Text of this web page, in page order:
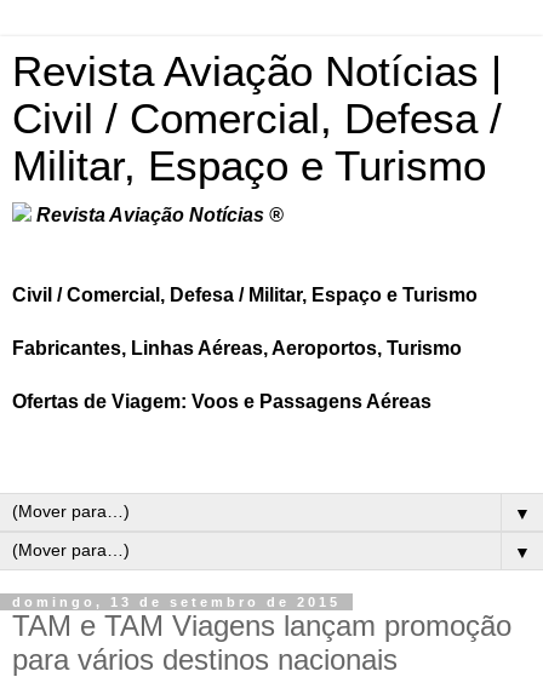
Revista Aviação Notícias |
Civil / Comercial, Defesa /
Militar, Espaço e Turismo
Revista Aviação Notícias ®
Civil / Comercial, Defesa / Militar, Espaço e Turismo
Fabricantes, Linhas Aéreas, Aeroportos, Turismo
Ofertas de Viagem: Voos e Passagens Aéreas
▼
▼
domingo, 13 de setembro de 2015
TAM e TAM Viagens lançam promoção
para vários destinos nacionais